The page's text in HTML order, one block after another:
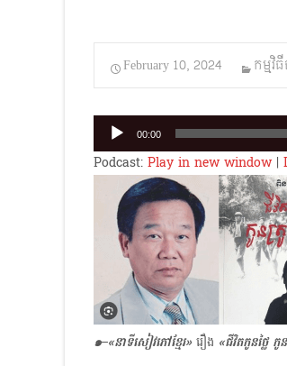
February 10, 2024 កម្មវិ
Audio
Player
00:00
Podcast: Play in new window|
๑–«នាទីសៀវភៅខ្មែរ»រឿង «ជីវិតកូនថ្លៃ កូ